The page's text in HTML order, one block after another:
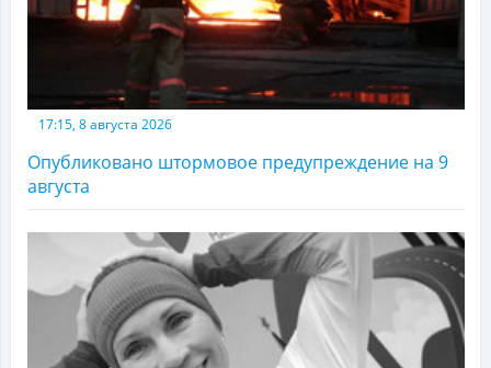
17:15, 8 августа 2026
Опубликовано штормовое предупреждение на 9
августа